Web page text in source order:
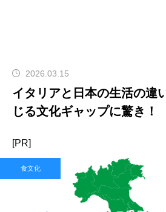
2026.03.15
イタリアと日本の生活の違
じる文化ギャップに驚き！
[PR]
食文化